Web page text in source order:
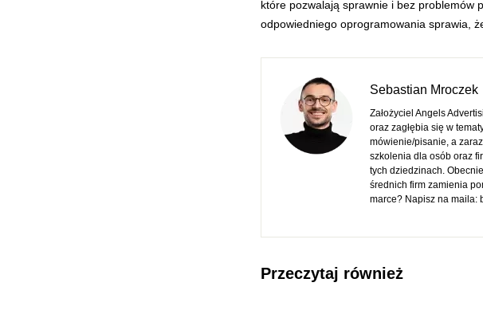
które pozwalają sprawnie i bez problemów
odpowiedniego oprogramowania sprawia,
Sebastian Mroczek
Założyciel Angels
oraz zagłębia się w
mówienie/pisanie, a
szkolenia dla osób oraz
tych dziedzinach.
średnich firm zamienia
marce? Napisz na maila:
Przeczytaj również